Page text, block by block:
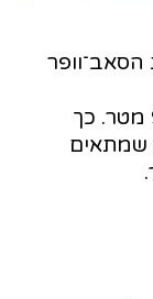
אפליקציית Bose, בטווח של עד 9.1 מטר. כך
שמתאים